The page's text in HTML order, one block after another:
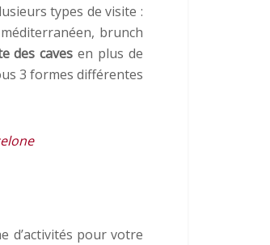
types de visite :
brunch
des caves en plus de
3 formes différentes
d’activités pour votre